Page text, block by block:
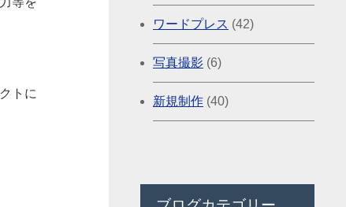
トに
ワードプレス (42)
写真撮影 (6)
新規制作 (40)